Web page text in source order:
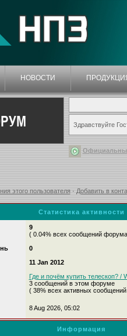
НОВОСТИ
Здравствуйте
этого пользователя· Добавить в
Статистика активности
9
( 0.04% всех сообщений
0
11 Jan 2012
Где и почём купить телескоп? /
3 сообщений в этом форуме
( 38% всех активных сообщений
8 Aug 2026, 05:02
Информация